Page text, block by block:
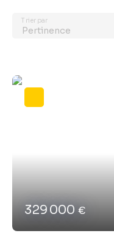
Pertinence
Trier par
329 000 €